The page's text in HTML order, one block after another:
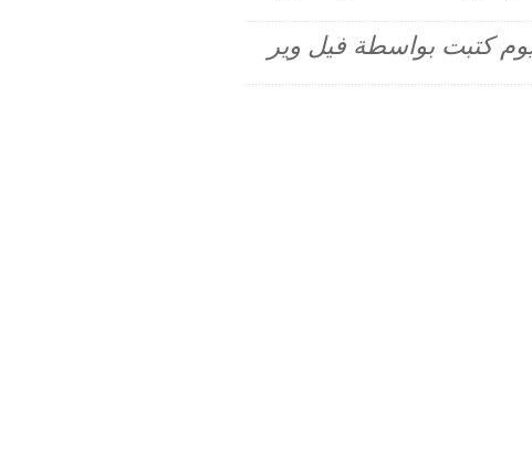
كتبت بواسطة فيل وير